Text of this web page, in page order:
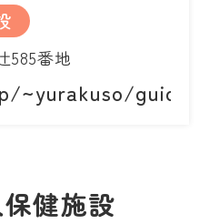
585番地
~yurakuso/
健施設